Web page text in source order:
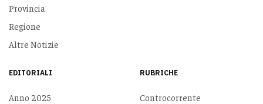
Provincia
Regione
Altre Notizie
EDITORIALI
Anno 2025
RUBRICHE
Controcorrente